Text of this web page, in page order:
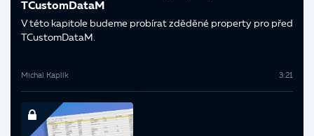
TCustomDataM
V této kapitole budeme probírat zděděné property pro před
TCustomDataM.
Michal Kaplík 3:21